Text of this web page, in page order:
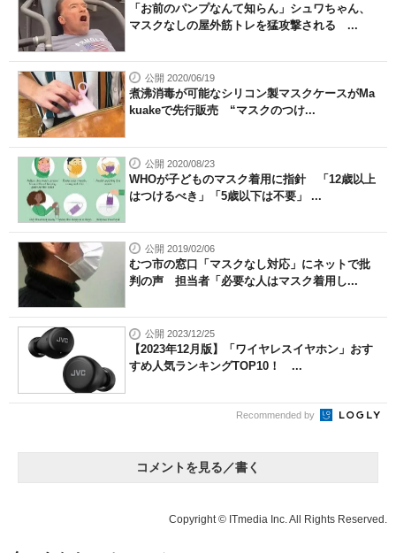
「お前のパンプなんて知らん」シュワちゃん、
マスクなしの屋外筋トレを猛攻撃される ...
公開 2020/06/19
煮沸消毒が可能なシリコン製マスクケースがMa
kuakeで先行販売 “マスクのつけ...
公開 2020/08/23
WHOが子どものマスク着用に指針 「12歳以上
はつけるべき」「5歳以下は不要」 ...
公開 2019/02/06
むつ市の窓口「マスクなし対応」にネットで批
判の声 担当者「必要な人はマスク着用し...
公開 2023/12/25
【2023年12月版】「ワイヤレスイヤホン」おす
すめ人気ランキングTOP10！ ...
Recommended by
コメントを見る／書く
Copyright © ITmedia Inc. All Rights Reserved.